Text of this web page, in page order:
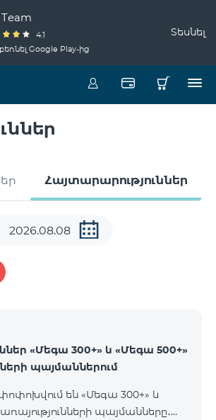
4.1
Google Play-ից
Տեսնել
Հայտարարություններ
«Մեգա 300+» և «Մեգա 500+»
պայմաններում
փոփոխվում են «Մեգա 300+» և
պայմանները․